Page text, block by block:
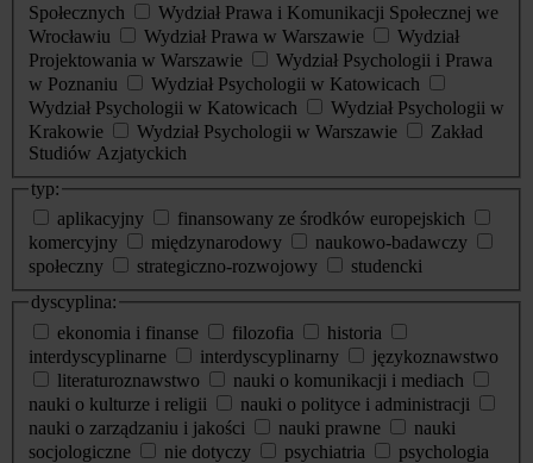
Społecznych
Wydział Prawa i Komunikacji Społecznej we
Wrocławiu
Wydział Prawa w Warszawie
Wydział
Projektowania w Warszawie
Wydział Psychologii i Prawa
w Poznaniu
Wydział Psychologii w Katowicach
Wydział Psychologii w Katowicach
Wydział Psychologii w
Krakowie
Wydział Psychologii w Warszawie
Zakład
Studiów Azjatyckich
typ:
aplikacyjny
finansowany ze środków europejskich
komercyjny
międzynarodowy
naukowo-badawczy
społeczny
strategiczno-rozwojowy
studencki
dyscyplina:
ekonomia i finanse
filozofia
historia
interdyscyplinarne
interdyscyplinarny
językoznawstwo
literaturoznawstwo
nauki o komunikacji i mediach
nauki o kulturze i religii
nauki o polityce i administracji
nauki o zarządzaniu i jakości
nauki prawne
nauki
socjologiczne
nie dotyczy psychiatria
psychologia